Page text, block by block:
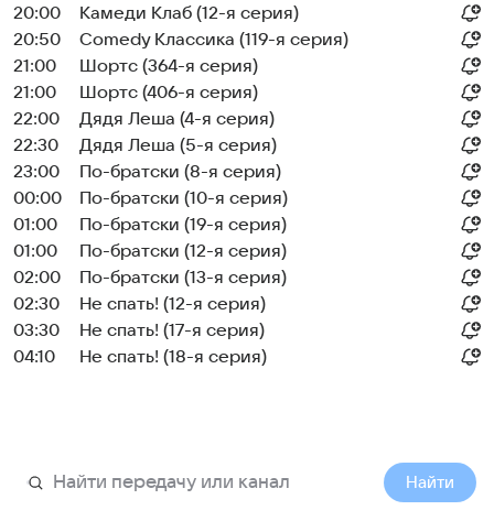
20:00
Камеди Клаб (12-я серия)
20:50
Comedy Классика (119-я серия)
21:00
Шортс (364-я серия)
21:00
Шортс (406-я серия)
22:00
Дядя Леша (4-я серия)
22:30
Дядя Леша (5-я серия)
23:00
По-братски (8-я серия)
00:00
По-братски (10-я серия)
01:00
По-братски (19-я серия)
01:00
По-братски (12-я серия)
02:00
По-братски (13-я серия)
02:30
Не спать! (12-я серия)
03:30
Не спать! (17-я серия)
04:10
Не спать! (18-я серия)
Найти